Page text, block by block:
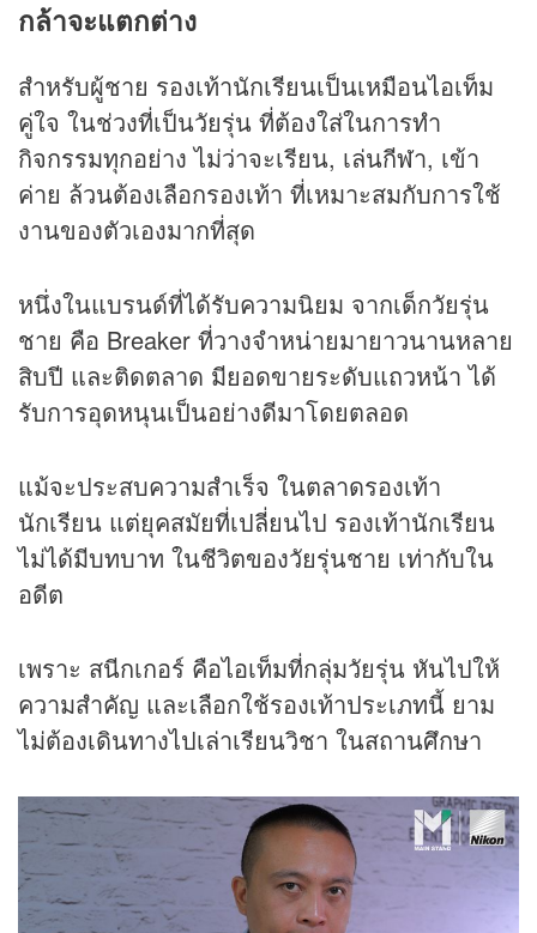
กล้าจะแตกต่าง
สำหรับผู้ชาย รองเท้านักเรียนเป็นเหมือนไอเท็ม
คู่ใจ ในช่วงที่เป็นวัยรุ่น ที่ต้องใส่ในการทำ
กิจกรรมทุกอย่าง ไม่ว่าจะเรียน, เล่นกีฬา, เข้า
ค่าย ล้วนต้องเลือกรองเท้า ที่เหมาะสมกับการใช้
งานของตัวเองมากที่สุด
หนึ่งในแบรนด์ที่ได้รับความนิยม จากเด็กวัยรุ่น
ชาย คือ Breaker ที่วางจำหน่ายมายาวนานหลาย
สิบปี และติดตลาด มียอดขายระดับแถวหน้า ได้
รับการอุดหนุนเป็นอย่างดีมาโดยตลอด
แม้จะประสบความสำเร็จ ในตลาดรองเท้า
นักเรียน แต่ยุคสมัยที่เปลี่ยนไป รองเท้านักเรียน
ไม่ได้มีบทบาท ในชีวิตของวัยรุ่นชาย เท่ากับใน
อดีต
เพราะ สนีกเกอร์ คือไอเท็มที่กลุ่มวัยรุ่น หันไปให้
ความสำคัญ และเลือกใช้รองเท้าประเภทนี้ ยาม
ไม่ต้องเดินทางไปเล่าเรียนวิชา ในสถานศึกษา